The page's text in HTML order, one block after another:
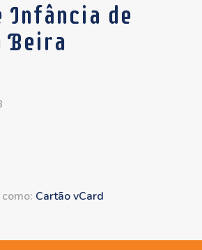
Infância de
Beira
Cartão vCard